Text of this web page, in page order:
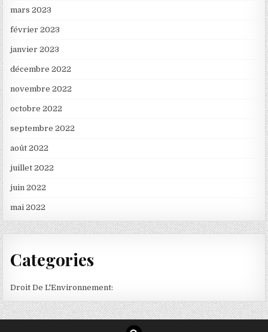
mars 2023
février 2023
janvier 2023
décembre 2022
novembre 2022
octobre 2022
septembre 2022
août 2022
juillet 2022
juin 2022
mai 2022
Categories
Droit De L'Environnement: